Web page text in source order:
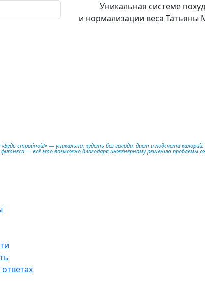
Уникальная системе
и нормализации веса Татьяны
стройной!» — уникальна: худеть без голода, диет и подсчета
— всё это возможно благодаря инженерному решению проблемы